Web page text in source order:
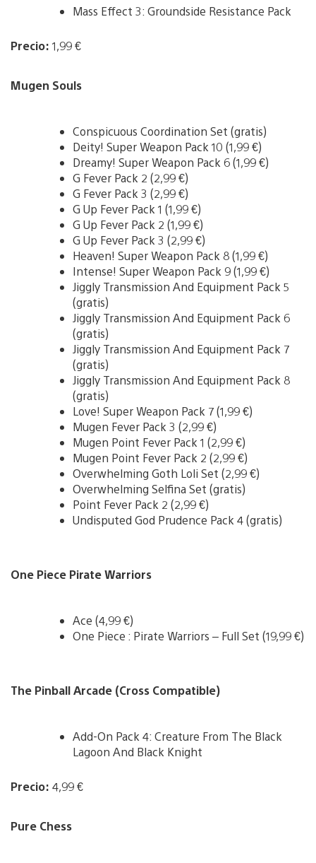
Mass Effect 3: Groundside Resistance Pack
Precio: 1,99 €
Mugen Souls
Conspicuous Coordination Set (gratis)
Deity! Super Weapon Pack 10 (1,99 €)
Dreamy! Super Weapon Pack 6 (1,99 €)
G Fever Pack 2 (2,99 €)
G Fever Pack 3 (2,99 €)
G Up Fever Pack 1 (1,99 €)
G Up Fever Pack 2 (1,99 €)
G Up Fever Pack 3 (2,99 €)
Heaven! Super Weapon Pack 8 (1,99 €)
Intense! Super Weapon Pack 9 (1,99 €)
Jiggly Transmission And Equipment Pack 5
(gratis)
Jiggly Transmission And Equipment Pack 6
(gratis)
Jiggly Transmission And Equipment Pack 7
(gratis)
Jiggly Transmission And Equipment Pack 8
(gratis)
Love! Super Weapon Pack 7 (1,99 €)
Mugen Fever Pack 3 (2,99 €)
Mugen Point Fever Pack 1 (2,99 €)
Mugen Point Fever Pack 2 (2,99 €)
Overwhelming Goth Loli Set (2,99 €)
Overwhelming Selfina Set (gratis)
Point Fever Pack 2 (2,99 €)
Undisputed God Prudence Pack 4 (gratis)
One Piece Pirate Warriors
Ace (4,99 €)
One Piece : Pirate Warriors – Full Set (19,99 €)
The Pinball Arcade (Cross Compatible)
Add-On Pack 4: Creature From The Black
Lagoon And Black Knight
Precio: 4,99 €
Pure Chess